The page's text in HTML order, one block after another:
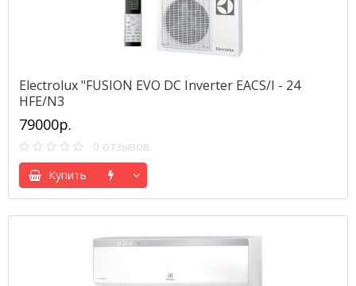
Electrolux "FUSION EVO DC Inverter EACS/I - 24
HFE/N3
79000р.
0 отзывов
Купить